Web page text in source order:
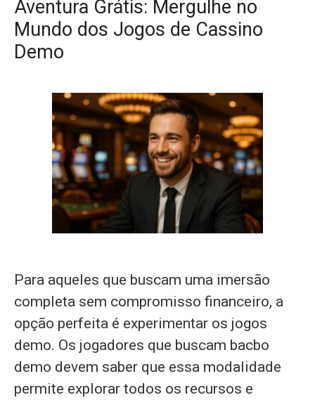
Aventura Grátis: Mergulhe no
Mundo dos Jogos de Cassino
Demo
Para aqueles que buscam uma imersão
completa sem compromisso financeiro, a
opção perfeita é experimentar os jogos
demo. Os jogadores que buscam bacbo
demo devem saber que essa modalidade
permite explorar todos os recursos e